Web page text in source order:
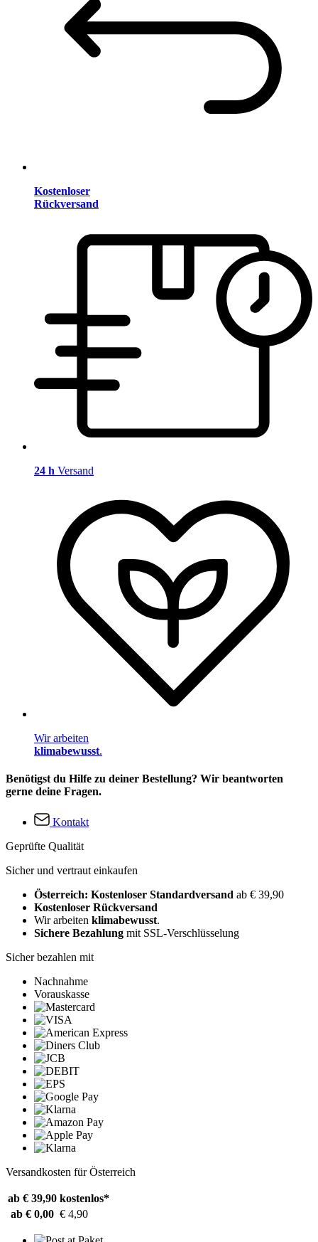
Kostenloser
Rückversand
24 h Versand
Wir arbeiten
klimabewusst.
Benötigst du Hilfe zu deiner Bestellung? Wir beantworten
gerne deine Fragen.
Kontakt
Geprüfte Qualität
Sicher und vertraut einkaufen
Österreich: Kostenloser Standardversand ab € 39,90
Kostenloser Rückversand
Wir arbeiten klimabewusst.
Sichere Bezahlung mit SSL-Verschlüsselung
Sicher bezahlen mit
Nachnahme
Vorauskasse
Versandkosten für Österreich
ab € 39,90 kostenlos*
ab € 0,00 € 4,90